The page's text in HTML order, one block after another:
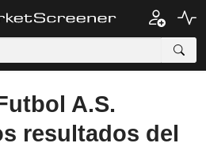
A.S.
resultados del